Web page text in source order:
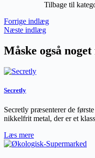
Tilbage til
Forrige indlæg
Næste indlæg
Måske også
Secretly
Secretly præsenterer de
nikkelfrit metal, der er et
Læs mere